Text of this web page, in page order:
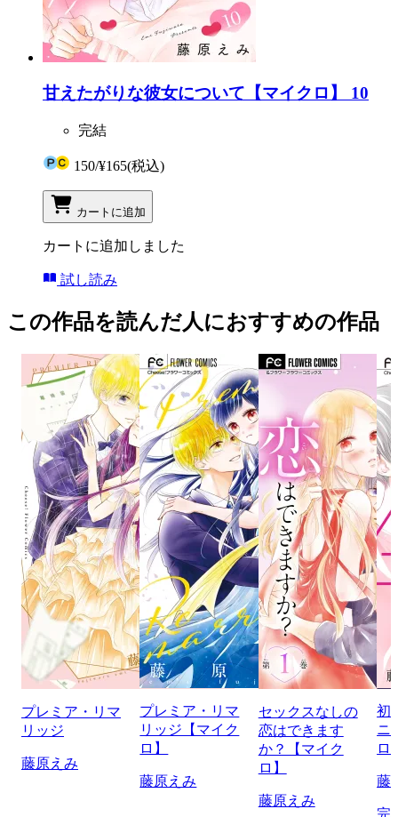
甘えたがりな彼女について【マイクロ】 10
完結
150/¥165(税込)
カートに追加
カートに追加しました
試し読み
この作品を読んだ人におすすめの作品
プレミア・リマ
リッジ
藤原えみ
プレミア・リマ
リッジ【マイク
ロ】
藤原えみ
セックスなしの
恋はできます
か？【マイク
ロ】
藤原えみ
初
ニ
ロ
藤
完